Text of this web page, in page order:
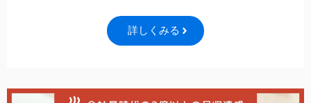
詳しくみる